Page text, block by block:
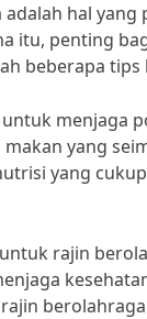
hal
itu, penting
beberapa
menjaga
yang
yang
rajin